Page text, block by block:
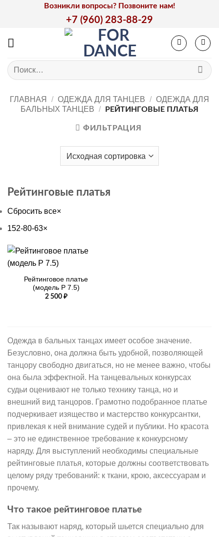
Возникли вопросы? Позвоните нам!
+7 (960) 283-88-29
Искать:
ГЛАВНАЯ / ОДЕЖДА ДЛЯ ТАНЦЕВ / ОДЕЖДА ДЛЯ
БАЛЬНЫХ ТАНЦЕВ / РЕЙТИНГОВЫЕ ПЛАТЬЯ
ФИЛЬТРАЦИЯ
Рейтинговые платья
Сбросить все×
152-80-63×
Рейтинговое платье
(модель Р 7.5)
2 500 ₽
Одежда в бальных танцах имеет особое значение.
Безусловно, она должна быть удобной, позволяющей
танцору свободно двигаться, но не менее важно, чтобы
она была эффектной. На танцевальных конкурсах
судьи оценивают не только технику танца, но и
внешний вид танцоров. Грамотно подобранное платье
подчеркивает изящество и мастерство конкурсантки,
привлекая к ней внимание судей и публики. Но красота
– это не единственное требование к конкурсному
наряду. Для выступлений необходимы специальные
рейтинговые платья, которые должны соответствовать
целому ряду требований: к ткани, крою, аксессуарам и
прочему.
Что такое рейтинговое платье
Так называют наряд, который шьется специально для